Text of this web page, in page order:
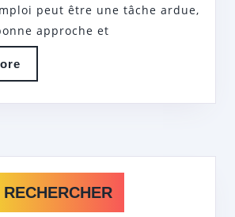
POUR
LES
CHERCHEURS
D’EMPLOI
peut être une tâche ardue,
approche et
More
RECHERCHER